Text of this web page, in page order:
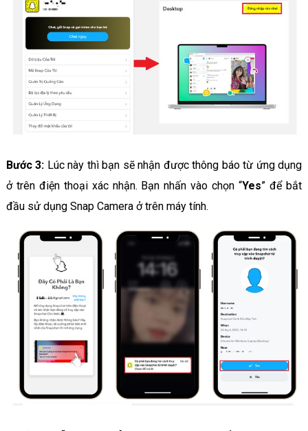
Bước 3: Lúc này thì bạn sẽ nhận được thông báo từ ứng dụng
ở trên điện thoại xác nhận. Bạn nhấn vào chọn “Yes” để bắt
đầu sử dụng Snap Camera ở trên máy tính.